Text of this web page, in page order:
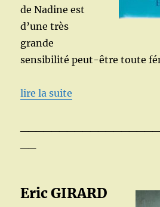
de Nadine est
d’une très
grande
sensibilité peut-être toute
lire la suite
Eric GIRARD